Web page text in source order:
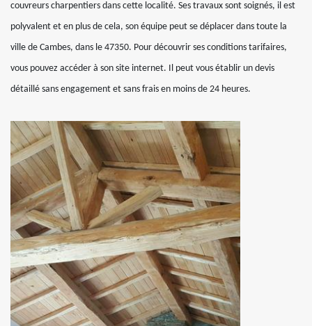
couvreurs charpentiers dans cette localité. Ses travaux sont soignés, il est
polyvalent et en plus de cela, son équipe peut se déplacer dans toute la
ville de Cambes, dans le 47350. Pour découvrir ses conditions tarifaires,
vous pouvez accéder à son site internet. Il peut vous établir un devis
détaillé sans engagement et sans frais en moins de 24 heures.